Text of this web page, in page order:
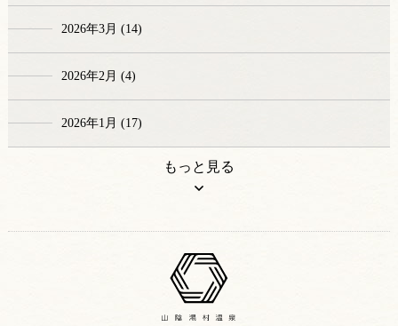
2026年3月 (14)
2026年2月 (4)
2026年1月 (17)
もっと見る